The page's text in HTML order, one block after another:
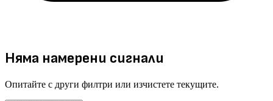
Няма намерени сигнали
Опитайте с други филтри или изчистете текущите.